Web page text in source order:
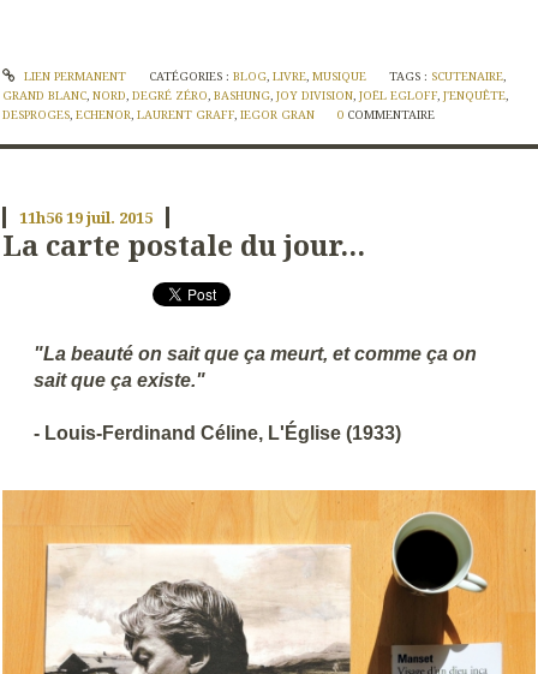
LIEN PERMANENT CATÉGORIES : BLOG, LIVRE, MUSIQUE TAGS : SCUTENAIRE
GRAND BLANC NORD DEGRÉ ZÉRO BASHUNG JOY DIVISION JOËL EGLOFF J'ENQUÊTE
DESPROGES ECHENOR LAURENT GRAFF IEGOR GRAN 0 COMMENTAIRE
11h5619juil. 2015
La carte postale du jour...
"La beauté on sait que ça meurt, et comme ça on
sait que ça existe."
- Louis-Ferdinand Céline, L'Église (1933)